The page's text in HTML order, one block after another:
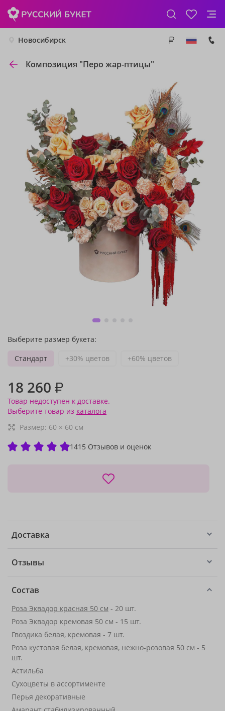
Новосибирск
Композиция "Перо жар-птицы"
Выберите размер букета:
Стандарт
+30% цветов +60% цветов
18 260 ₽
Товар недоступен к доставке.
Выберите товар из каталога
Размер: 60 × 60 см
1415 Отзывов и оценок
Доставка
Отзывы
Состав
Роза Эквадор красная 50 см - 20 шт.
Роза Эквадор кремовая 50 см - 15 шт.
Гвоздика белая, кремовая - 7 шт.
Роза кустовая белая, кремовая, нежно-розовая 50 см - 5
шт.
Астильба
Сухоцветы в ассортименте
Перья декоративные